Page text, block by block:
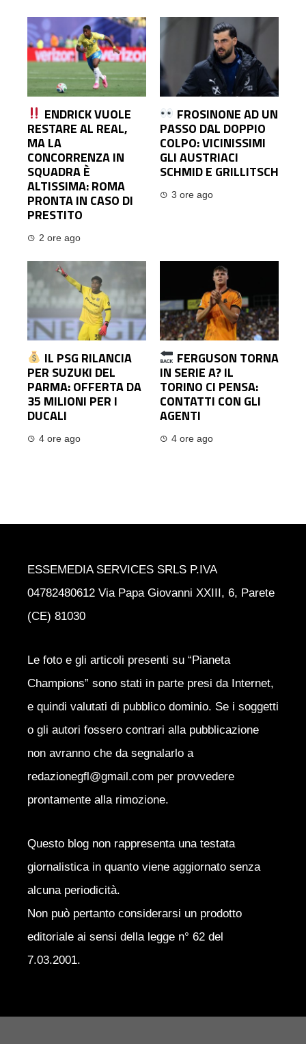
ENDRICK VUOLE
RESTARE AL REAL,
MA LA
CONCORRENZA IN
SQUADRA È
ALTISSIMA: ROMA
PRONTA IN CASO DI
PRESTITO
2 ore ago
FROSINONE AD UN
PASSO DAL DOPPIO
COLPO: VICINISSIMI
GLI AUSTRIACI
SCHMID E GRILLITSCH
3 ore ago
IL PSG RILANCIA
PER SUZUKI DEL
PARMA: OFFERTA DA
35 MILIONI PER I
DUCALI
4 ore ago
FERGUSON TORNA
IN SERIE A? IL
TORINO CI PENSA:
CONTATTI CON GLI
AGENTI
4 ore ago
ESSEMEDIA SERVICES SRLS P.IVA
04782480612 Via Papa Giovanni XXIII, 6, Parete
(CE) 81030
Le foto e gli articoli presenti su “Pianeta
Champions” sono stati in parte presi da Internet,
e quindi valutati di pubblico dominio. Se i soggetti
o gli autori fossero contrari alla pubblicazione
non avranno che da segnalarlo a
redazionegfl@gmail.com per provvedere
prontamente alla rimozione.
Questo blog non rappresenta una testata
giornalistica in quanto viene aggiornato senza
alcuna periodicità.
Non può pertanto considerarsi un prodotto
editoriale ai sensi della legge n° 62 del
7.03.2001.